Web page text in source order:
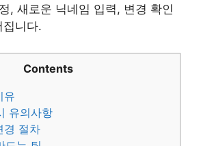
, 새로운 닉네임 입력, 변경 확인
집니다.
Contents
유
유의사항
경 절차